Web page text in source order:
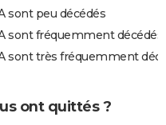
sont peu décédés
sont fréquemment décédés
sont très fréquemment
ont quittés ?